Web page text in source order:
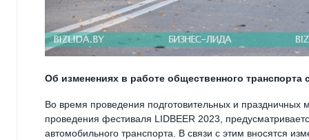
Об изменениях в работе общественного транспорта
Во время проведения подготовительных и
проведения фестиваля LIDBEER 2023,
автомобильного транспорта. В связи с этим вносятся